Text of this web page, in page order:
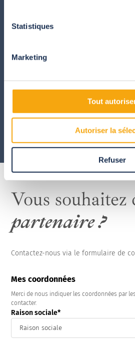
Statistiques
Marketing
Tout
Autoriser la
Refuser
En savoir plus
Vous souhaitez
partenaire ?
Contactez-nous via le formulaire de
Mes coordonnées
Merci de nous indiquer les coordonnées par
contacter.
Raison sociale